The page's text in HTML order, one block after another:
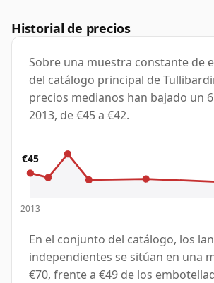
Historial de precios
Sobre una muestra constante de
del catálogo principal de
precios medianos han bajado un
2013, de €45 a €42.
€45
2013
En el conjunto del catálogo, los
independientes se sitúan en una
€70, frente a €49 de los